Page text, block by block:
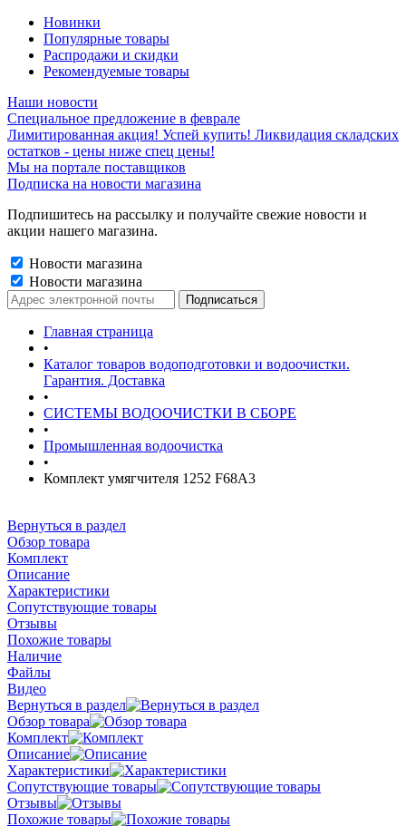
Новинки
Популярные товары
Распродажи и скидки
Рекомендуемые товары
Наши новости
Специальное предложение в феврале
Лимитированная акция! Успей купить! Ликвидация складских
остатков - цены ниже спец цены!
Мы на портале поставщиков
Подписка на новости магазина
Подпишитесь на рассылку и получайте свежие новости и
акции нашего магазина.
Новости магазина
Новости магазина
Главная страница
•
Каталог товаров водоподготовки и водоочистки.
Гарантия. Доставка
•
СИСТЕМЫ ВОДООЧИСТКИ В СБОРЕ
•
Промышленная водоочистка
•
Комплект умягчителя 1252 F68A3
Вернуться в раздел
Обзор товара
Комплект
Описание
Характеристики
Сопутствующие товары
Отзывы
Похожие товары
Наличие
Файлы
Видео
Вернуться в раздел
Обзор товара
Комплект
Описание
Характеристики
Сопутствующие товары
Отзывы
Похожие товары